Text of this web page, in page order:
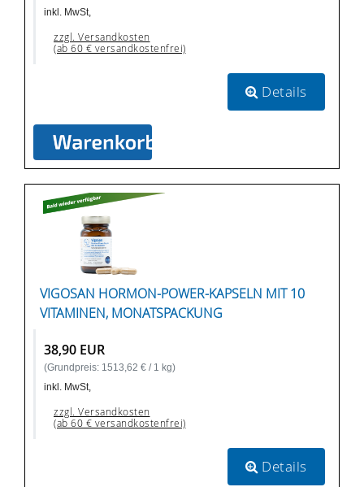
inkl. MwSt,
zzgl. Versandkosten
(ab 60 € versandkostenfrei)
Details
VIGOSAN HORMON-POWER-KAPSELN MIT 10
VITAMINEN, MONATSPACKUNG
38,90 EUR
(Grundpreis: 1513,62 € / 1 kg)
inkl. MwSt,
zzgl. Versandkosten
(ab 60 € versandkostenfrei)
Details